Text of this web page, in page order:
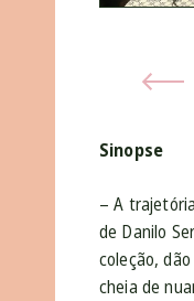
Sinopse
– A
de Danilo
coleção,
cheia de